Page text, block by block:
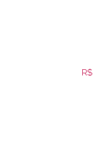
R$